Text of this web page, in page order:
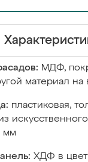
МДФ,
материал
пластиковая,
мм
ХДФ в